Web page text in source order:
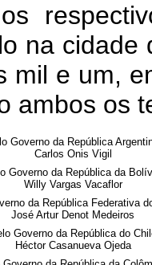
na
mil e um,
ambos os
Governo da República
Carlos Onis Vigil
Governo da República da
Willy Vargas Vacaflor
da República Federativa
José Artur Denot Medeiros
Governo da República do
Héctor Casanueva Ojeda